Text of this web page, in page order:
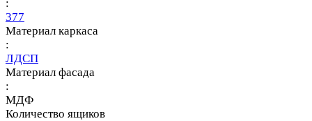
:
377
Материал каркаса
:
ЛДСП
Материал фасада
:
МДФ
Количество ящиков